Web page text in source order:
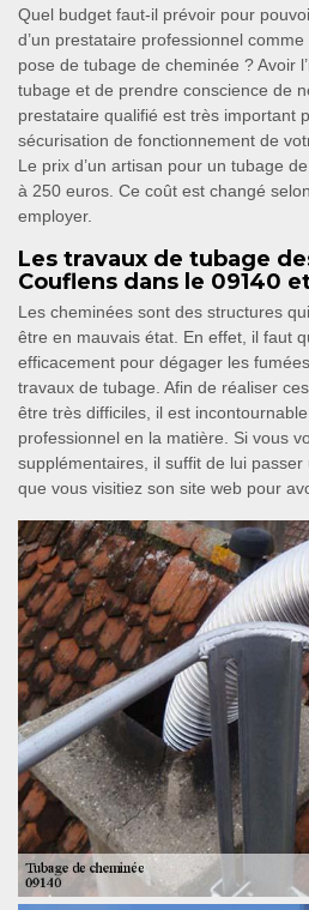
Quel budget faut-il prévoir pour
d’un prestataire professionnel
pose de tubage de cheminée ? Avoir
tubage et de prendre conscience de
prestataire qualifié est très important
sécurisation de fonctionnement de
Le prix d’un artisan pour un tubage
à 250 euros. Ce coût est changé
employer.
Les travaux de tubage
Couflens dans le 09140
Les cheminées sont des structures
être en mauvais état. En effet, il faut
efficacement pour dégager les
travaux de tubage. Afin de réaliser
être très difficiles, il est
professionnel en la matière. Si vous
supplémentaires, il suffit de lui
que vous visitiez son site web pour